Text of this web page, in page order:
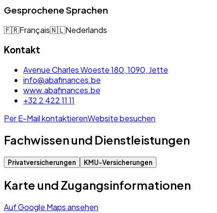
Gesprochene Sprachen
🇫🇷Français🇳🇱Nederlands
Kontakt
Avenue Charles Woeste 180, 1090, Jette
info@abafinances.be
www.abafinances.be
+32 2 422 11 11
Per E-Mail kontaktierenWebsite besuchen
Fachwissen und Dienstleistungen
Privatversicherungen KMU-Versicherungen
Karte und Zugangsinformationen
Auf Google Maps ansehen